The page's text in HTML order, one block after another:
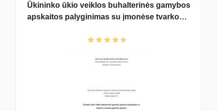
Ūkininko ūkio veiklos buhalterinės gamybos
apskaitos palyginimas su įmonėse tvarkoma